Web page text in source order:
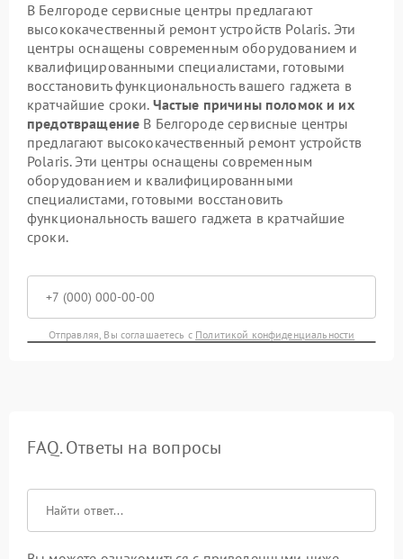
В Белгороде сервисные центры предлагают
высококачественный ремонт устройств Polaris. Эти
центры оснащены современным оборудованием и
квалифицированными специалистами, готовыми
восстановить функциональность вашего гаджета в
кратчайшие сроки. Частые причины поломок и их
предотвращение В Белгороде сервисные центры
предлагают высококачественный ремонт устройств
Polaris. Эти центры оснащены современным
оборудованием и квалифицированными
специалистами, готовыми восстановить
функциональность вашего гаджета в кратчайшие
сроки.
Отправляя, Вы соглашаетесь с Политикой конфиденциальности
FAQ. Ответы на вопросы